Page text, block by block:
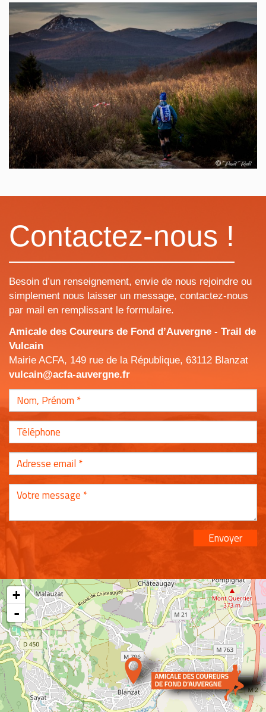
Contactez-nous !
Besoin d’un renseignement, envie de nous rejoindre ou
simplement nous laisser un message, contactez-nous
par mail en remplissant le formulaire.
Amicale des Coureurs de Fond d’Auvergne - Trail de
Vulcain
Mairie ACFA, 149 rue de la République, 63112 Blanzat
vulcain@acfa-auvergne.fr
Envoyer
+
-